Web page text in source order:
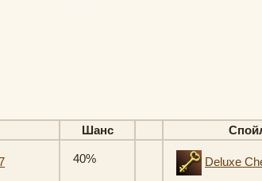
Шанс
40% Deluxe